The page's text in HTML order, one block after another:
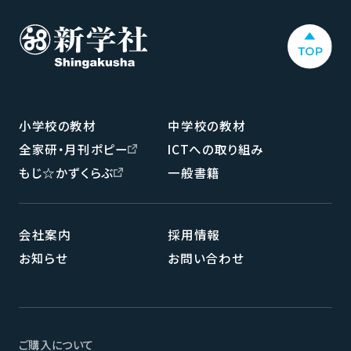
小学校の教材
中学校の教材
全家研・月刊ポピー
ICTへの取り組み
もじ☆かずくらぶ
一般書籍
会社案内
採用情報
お知らせ
お問い合わせ
ご購入について